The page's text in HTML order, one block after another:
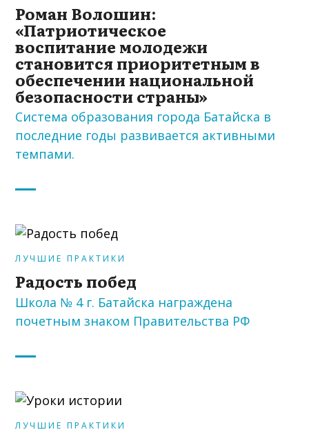
Роман Волошин:
«Патриотическое
воспитание молодежи
становится приоритетным в
обеспечении национальной
безопасности страны»
Система образования города Батайска в
последние годы развивается активными
темпами.
ЛУЧШИЕ ПРАКТИКИ
Радость побед
Школа № 4 г. Батайска награждена
почетным знаком Правительства РФ
ЛУЧШИЕ ПРАКТИКИ